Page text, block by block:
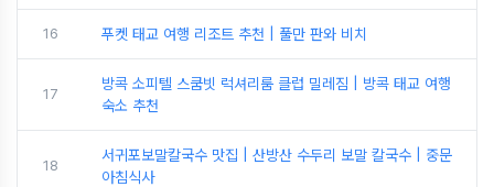
16 푸켓 태교 여행 리조트 추천 | 풀만 판와 비치
17
방콕 소피텔 스쿰빗 럭셔리룸 클럽 밀레짐 | 방콕 태교 여행
숙소 추천
18
서귀포보말칼국수 맛집 | 산방산 수두리 보말 칼국수 | 중문
아침식사